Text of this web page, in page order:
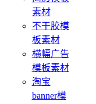
素材
不干胶模
板素材
横幅广告
模板素材
淘宝
banner模